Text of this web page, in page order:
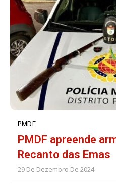
PMDF
PMDF apreende
Recanto das Emas
29 De Dezembro De 2024